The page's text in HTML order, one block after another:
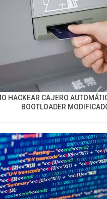
HACKEAR CAJERO
BOOTLOADER